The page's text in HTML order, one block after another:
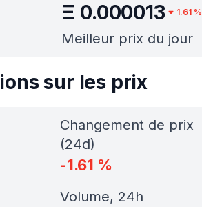
Ξ 0.000013 1.61%
Meilleur prix du jour
sur les prix
Changement de prix
(24d)
-1.61 %
Volume, 24h